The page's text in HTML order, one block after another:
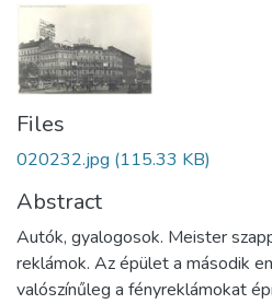
Files
020232.jpg (115.33 KB)
Abstract
Autók, gyalogosok. Meister
reklámok. Az épület a második
valószínűleg a fényreklámokat